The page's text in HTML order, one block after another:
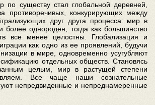
по существу стал глобальной деревней,
противоречивых, конкурирующих между
друг друга процесса: мир в
более однороден, тогда как большинство
все менее целостны. Глобализация и
как одно из ее проявлений, будучи
в мире, одновременно усугубляют
отдельных обществ. Становясь
целым, мир в растущей степени
Все чаще наши сознательные
непредвиденные и непреднамеренные